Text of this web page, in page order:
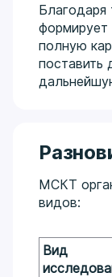
Благодаря
полную
поставить
МСКТ
видов:
Вид